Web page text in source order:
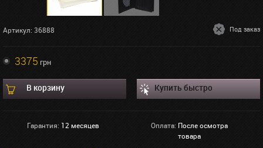
Артикул: 36888 Под заказ
3375 грн
В корзину Купить быстро
Гарантия: 12 месяцев Оплата: После осмотра
товара